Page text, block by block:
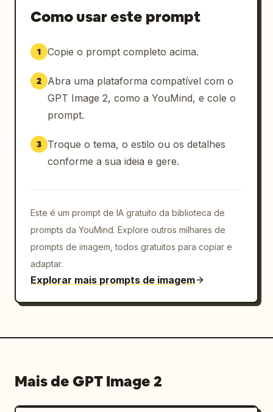
Como usar este prompt
1 Copie o prompt completo acima.
2
Abra uma plataforma compatível com o
GPT Image 2, como a YouMind, e cole o
prompt.
3
Troque o tema, o estilo ou os detalhes
conforme a sua ideia e gere.
Este é um prompt de IA gratuito da biblioteca de
prompts da YouMind. Explore outros milhares de
prompts de imagem, todos gratuitos para copiar e
adaptar.
Explorar mais prompts de imagem
Mais de GPT Image 2